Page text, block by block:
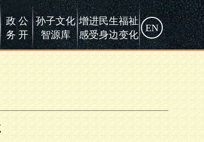
政 公
务 开
孙子文化
智源库
增进民生福祉
感受身边变化
EN